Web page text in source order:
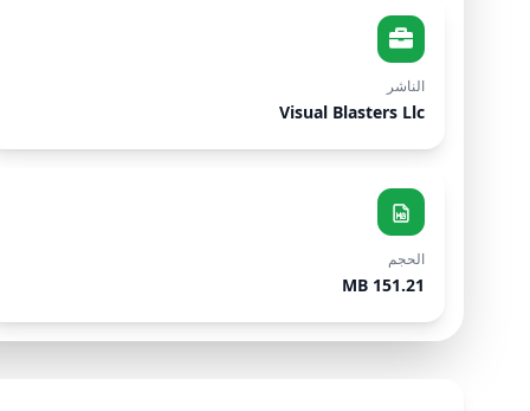
الناشر
Visual Blasters Llc
الحجم
151.21 MB